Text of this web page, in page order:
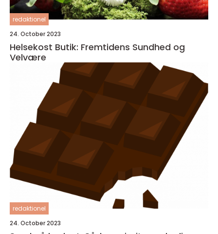
redaktionel
24. October 2023
Helsekost Butik: Fremtidens Sundhed og
Velvære
redaktionel
24. October 2023